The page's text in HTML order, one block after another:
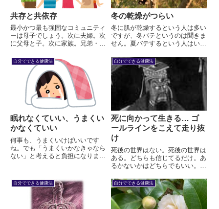
共存と共依存
最小かつ最も強固なコミュニティ
ーは母子でしょう。次に夫婦。次
に父母と子。次に家族。兄弟・祖
所・学校や会社・都道府県・日
本・世界。このコミュニティーの
中で人間同志がどのように関わり
合うか。
冬の乾燥がつらい
冬に肌が乾燥するという人は多い
ですが、冬バテというのは聞きま
せん。夏バテするという人はいま
ないですね。東洋医学的に説明し
ます。
自分でできる健康法
眠れなくていい、うまくい
かなくていい
何事も、うまくいけばいいです
ね。でも「うまくいかなきゃなら
ない」と考えると負担になりま
そう思ったほうが眠れるのなら、
そのほうがいいですが、逆にそう
思えば思うほど眠れません。
自分でできる健康法
死に向かって生きる… ゴ
ールラインをこえて走り抜
け
死後の世界はない。死後の世界は
ある。どちらも信じてるだけ。あ
るかないかはどちらでもいい。誰
終わるしかない。そんなことより
も、どちらを信じたほうが健康で
あるために有利なのか。これなら
議論の余地がある。
自分でできる健康法 自分でできる健康法